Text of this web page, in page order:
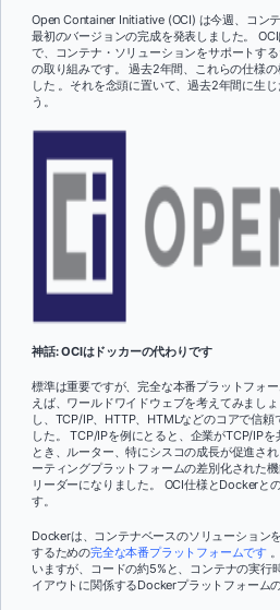
サインイン
Open Container Initiative (OCI) は今週、コン
最初のバージョンの完成を発表しました。
で、コンテナ・ソリューションをサポートす
の取り組みです。 過去2年間、これらの仕様
した 。それを念頭に置いて、過去2年間に生
う。
神話: OCIはドッカーの代わりです
標準は重要ですが、完全な本番プラットフォ
えば、ワールドワイドウェブを考えてみまし
し、TCP/IP、HTTP、HTMLなどのコアで信
した。 TCP/IPを例にとると、企業がTCP/IP
とき、ルーター、特にシスコの成長が促進さ
ーティングプラットフォームの差別化された
リーダーになりました。 OCI仕様とDockerと
す。
Dockerは、コンテナベースのソリューション
するための完全な本番プラットフォームです
いますが、コードの約5%と、コンテナの実行
イアウトに関係するDockerプラットフォーム